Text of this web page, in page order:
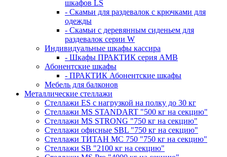
шкафов LS
- Скамьи для раздевалок с крючками для
одежды
- Скамьи с деревянным сиденьем для
раздевалок серии W
Индивидуальные шкафы кассира
- Шкафы ПРАКТИК серия AMB
Абонентские шкафы
- ПРАКТИК Абонентские шкафы
Мебель для балконов
Металлические стеллажи
Стеллажи ES с нагрузкой на полку до 30 кг
Стеллажи MS STANDART "500 кг на секцию"
Стеллажи MS STRONG "750 кг на секцию"
Стеллажи офисные SBL "750 кг на секцию"
Стеллажи ТИТАН МС 750 "750 кг на секцию"
Стеллажи SB "2100 кг на секцию"